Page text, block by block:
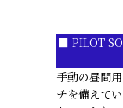
■ PILOT
手動の昼間
チを備えて